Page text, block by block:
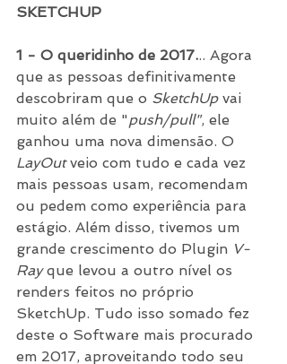
SKETCHUP
1 - O queridinho de 2017... Agora
que as pessoas definitivamente
descobriram que o SketchUp vai
muito além de "push/pull", ele
ganhou uma nova dimensão. O
LayOut veio com tudo e cada vez
mais pessoas usam, recomendam
ou pedem como experiência para
estágio. Além disso, tivemos um
grande crescimento do Plugin V-
Ray que levou a outro nível os
renders feitos no próprio
SketchUp. Tudo isso somado fez
deste o Software mais procurado
em 2017, aproveitando todo seu